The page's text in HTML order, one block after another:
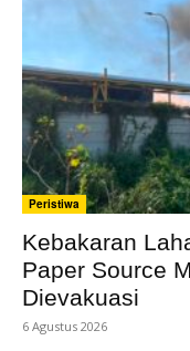
Peristiwa
Kebakaran
Paper Source
Dievakuasi
6 Agustus 2026